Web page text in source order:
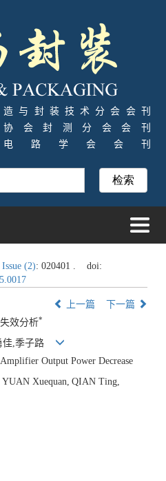
与封装技术分会会刊
会封测分会会刊
路学会会刊
Issue (2): 020401 .
doi:
上一篇
下一篇
效分析*
佳,季子路
Output Power Decrease
Xuequan, QIAN Ting,